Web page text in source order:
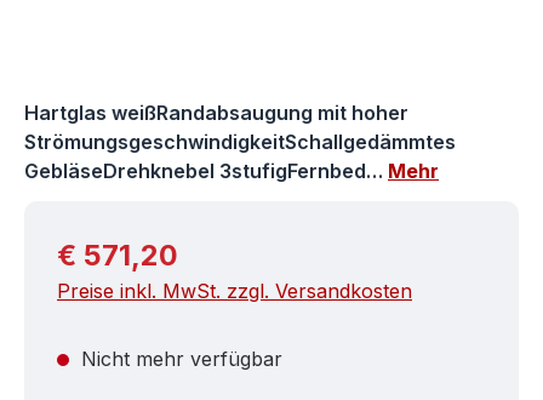
Hartglas weißRandabsaugung mit hoher
StrömungsgeschwindigkeitSchallgedämmtes
GebläseDrehknebel 3stufigFernbed… Mehr
Regulärer Preis:
€ 571,20
Preise inkl. MwSt. zzgl. Versandkosten
Nicht mehr verfügbar